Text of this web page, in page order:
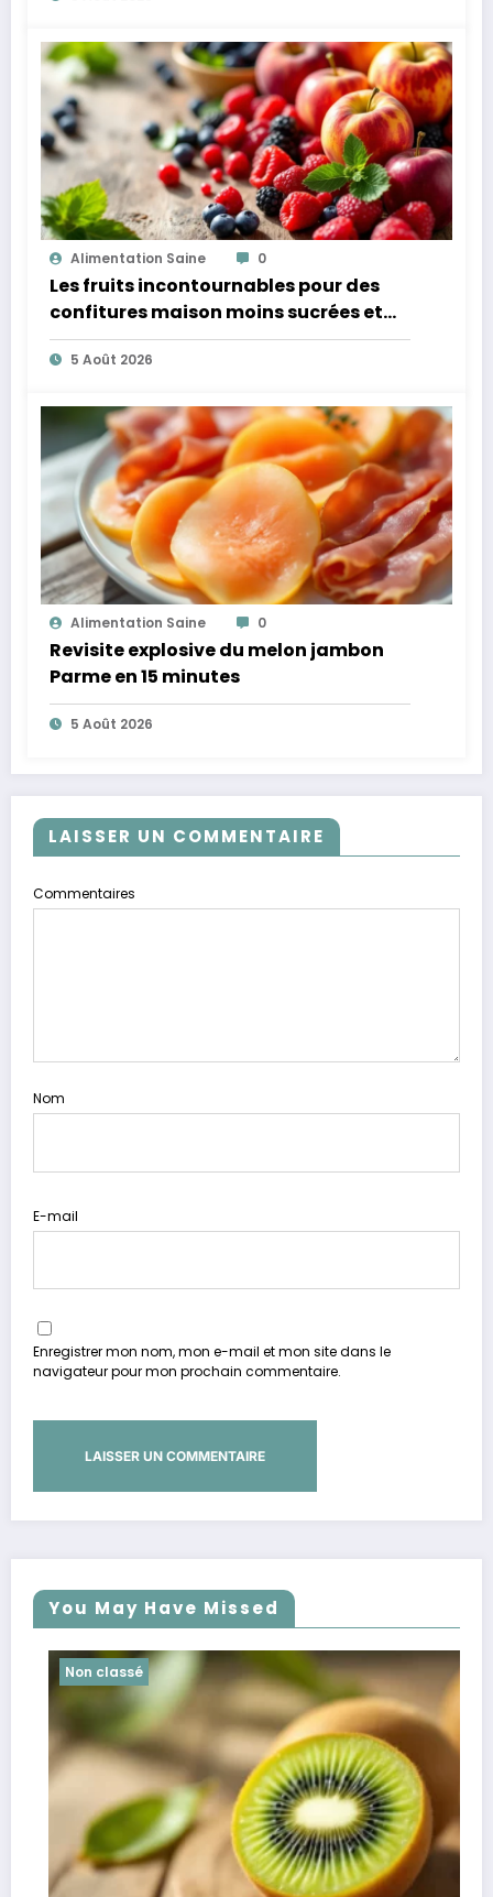
Alimentation Saine 0
Les fruits incontournables pour des
confitures maison moins sucrées et
plus légères
5 Août 2026
Alimentation Saine 0
Revisite explosive du melon jambon
Parme en 15 minutes
5 Août 2026
LAISSER UN COMMENTAIRE
Commentaires
Nom
E-mail
Enregistrer mon nom, mon e-mail et mon site dans le
navigateur pour mon prochain commentaire.
You May Have Missed
Non classé